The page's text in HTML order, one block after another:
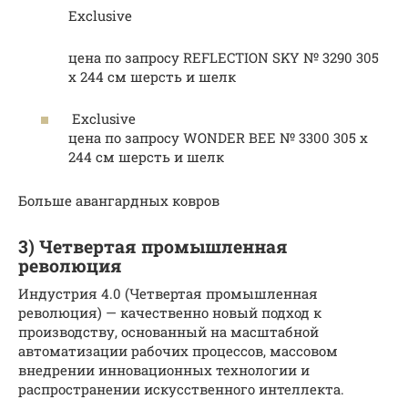
Exclusive
цена по запросу REFLECTION SKY № 3290 305
х 244 см шерсть и шелк
Exclusive
цена по запросу WONDER BEE № 3300 305 х
244 см шерсть и шелк
Больше авангардных ковров
3) Четвертая промышленная
революция
Индустрия 4.0 (Четвертая промышленная
революция) — качественно новый подход к
производству, основанный на масштабной
автоматизации рабочих процессов, массовом
внедрении инновационных технологии и
распространении искусственного интеллекта.